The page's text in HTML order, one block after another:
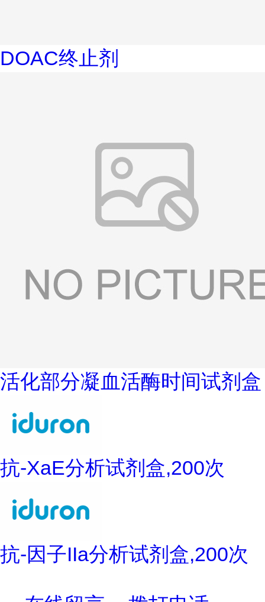
DOAC终止剂
活化部分凝血活酶时间试剂盒
抗-XaE分析试剂盒,200次
抗-因子IIa分析试剂盒,200次